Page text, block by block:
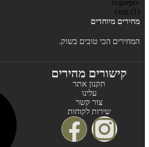
מחירים מיוחדים
המחירים הכי טובים בשוק.
קישורים מהירים
תקנון אתר
עלינו
צור קשר
שירות לקוחות